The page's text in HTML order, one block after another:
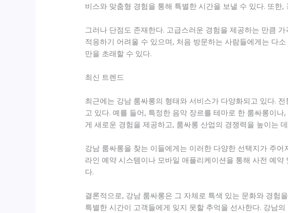
비스와 맞춤형 경험을 통해 특별한 시간을 보낼 수 있다. 또
그러나 단점도 존재한다. 고급스러운 경험을 제공하는 만큼
적응하기 어려울 수 있으며, 처음 방문하는 사람들에게는 다
만을 초래할 수 있다.
최신 트렌드
최근에는 강남 룸싸롱의 형태와 서비스가 다양화되고 있다.
고 있다. 예를 들어, 특정한 음악 장르를 테마로 한 룸싸롱이
게 새로운 경험을 제공하고, 룸싸롱 산업의 경쟁력을 높이는
강남 룸싸롱을 찾는 이들에게는 이러한 다양한 선택지가 주
라인 예약 시스템이나 모바일 애플리케이션을 통해 사전 예
다.
결론적으로, 강남 룸싸롱은 그 자체로 특색 있는 문화와 경험
특별한 시간이 고객들에게 잊지 못할 추억을 선사한다. 강남